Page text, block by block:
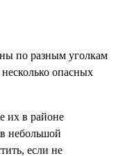
по разным уголкам
опасных
их в районе
небольшой
если не